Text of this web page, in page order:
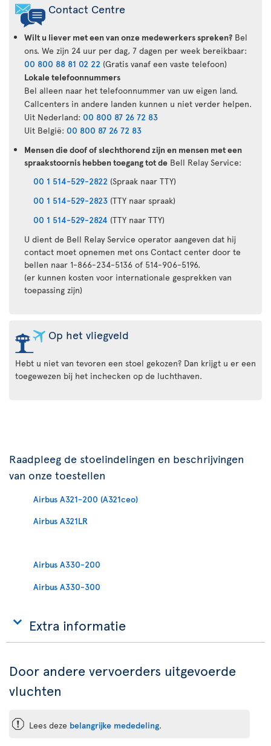
Contact Centre
Wilt u liever met een van onze medewerkers spreken? Bel
ons. We zijn 24 uur per dag, 7 dagen per week bereikbaar:
00 800 88 81 02 22 (Gratis vanaf een vaste telefoon)
Lokale telefoonnummers
Bel alleen naar het telefoonnummer van uw eigen land.
Callcenters in andere landen kunnen u niet verder helpen.
Uit Nederland: 00 800 87 26 72 83
Uit België: 00 800 87 26 72 83
Mensen die doof of slechthorend zijn en mensen met een
spraakstoornis hebben toegang tot de Bell Relay Service:
00 1 514-529-2822 (Spraak naar TTY)
00 1 514-529-2823 (TTY naar spraak)
00 1 514-529-2824 (TTY naar TTY)
U dient de Bell Relay Service operator aangeven dat hij
contact moet opnemen met ons Contact center door te
bellen naar 1-866-234-5136 of 514-906-5196.
(er kunnen kosten voor internationale gesprekken van
toepassing zijn)
Op het vliegveld
Hebt u niet van tevoren een stoel gekozen? Dan krijgt u er een
toegewezen bij het inchecken op de luchthaven.
Raadpleeg de stoelindelingen en beschrijvingen
van onze toestellen
Airbus A321-200 (A321ceo)
Airbus A321LR
Airbus A330-200
Airbus A330-300
Extra informatie
Door andere vervoerders uitgevoerde
vluchten
ü Lees deze belangrijke mededeling.